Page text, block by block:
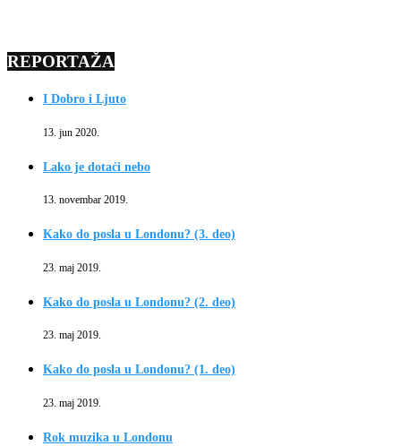
REPORTAŽA
I Dobro i Ljuto
13. jun 2020.
Lako je dotaći nebo
13. novembar 2019.
Kako do posla u Londonu? (3. deo)
23. maj 2019.
Kako do posla u Londonu? (2. deo)
23. maj 2019.
Kako do posla u Londonu? (1. deo)
23. maj 2019.
Rok muzika u Londonu